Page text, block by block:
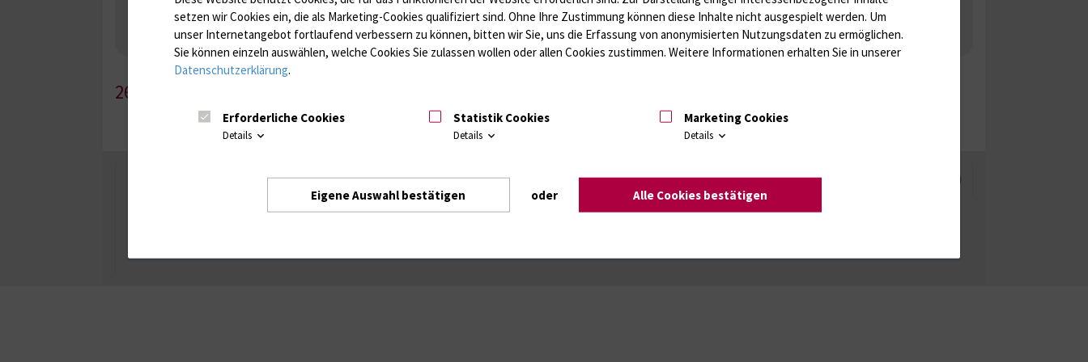
Nebenniere / Niere; Nebenschilddrüse ( Ca-Stoffwechsel / Knochen; Hypophyse / Wachstum; Gestroinaltrakt / Vitamine; Gonaden / Zyklus / Sterilität
Infektionsserologie
Allergiediagnostik Immunologie
Autoimmundiagnostik
Antibiotika, Zystostatika, Immunsuppressiva, Amaleptika, Bronchospasmolytika, Antiepileptika, Kardiaka, Psychpharmaka
Molekulare Diagnostik
265-1
FacebookInstagramYouTubeLinkedIn
Xing
Intranet Login (für Studenten) Impressum Datenschutzhinweise
setzen wir Cookies ein, die als Marketing-Cookies qualifiziert sind. Ohne Ihre Zustimmung können diese Inhalte nicht ausgespielt werden. Um
unser Internetangebot fortlaufend verbessern zu können, bitten wir Sie, uns die Erfassung von anonymisierten Nutzungsdaten zu ermöglichen.
Sie können einzeln auswählen, welche Cookies Sie zulassen wollen oder allen Cookies zustimmen. Weitere Informationen erhalten Sie in unserer
Datenschutzerklärung.
Erforderliche Cookies
Details
Statistik Cookies
Details
Marketing Cookies
Details
Eigene Auswahl bestätigen oder Alle Cookies bestätigen